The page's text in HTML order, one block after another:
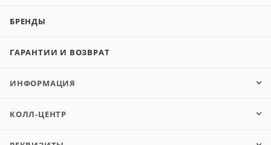
БРЕНДЫ
ГАРАНТИИ И ВОЗВРАТ
ИНФОРМАЦИЯ
КОЛЛ-ЦЕНТР